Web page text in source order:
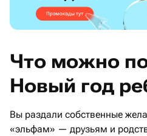
Что можно
Новый год
Вы раздали собственные
«эльфам» — друзьям и